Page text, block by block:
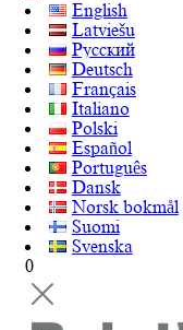
English
Latviešu
Русский
Deutsch
Français
Italiano
Polski
Español
Português
Dansk
Norsk bokmål
Suomi
Svenska
0